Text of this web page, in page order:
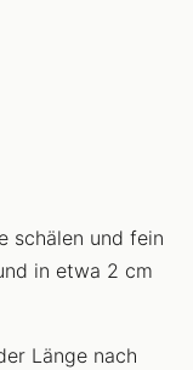
schälen und fein
in etwa 2 cm
Länge nach